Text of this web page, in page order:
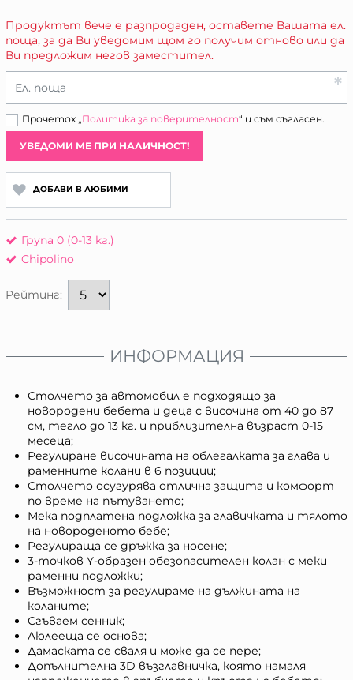
Продуктът вече е разпродаден, оставете Вашата ел.
поща, за да Ви уведомим щом го получим отново или да
Ви предложим негов заместител.
Ел. поща
Прочетох „Политика за поверителност“ и съм съгласен.
УВЕДОМИ МЕ ПРИ НАЛИЧНОСТ!
ДОБАВИ В ЛЮБИМИ
Група 0 (0-13 кг.)
Chipolino
Рейтинг:
ИНФОРМАЦИЯ
Столчето за автомобил е подходящо за
новородени бебета и деца с височина от 40 до 87
см, тегло до 13 кг. и приблизителна възраст 0-15
месеца;
Регулиране височината на облегалката за глава и
раменните колани в 6 позиции;
Столчето осугурява отлична защита и комфорт
по време на пътуването;
Мека подплатена подложка за главичката и тялото
на новороденото бебе;
Регулираща се дръжка за носене;
3-точков Y-образен обезопасителен колан с меки
раменни подложки;
Възможност за регулираме на дължината на
коланите;
Сгъваем сенник;
Люлееща се основа;
Дамаската се сваля и може да се пере;
Допълнителна 3D възглавничка, която намаля